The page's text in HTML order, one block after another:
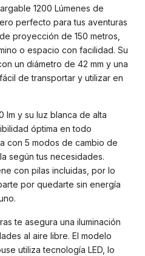
1200 Lúmenes de
perfecto para tus aventuras
proyección de 150 metros,
o espacio con facilidad. Su
un diámetro de 42 mm y una
de transportar y utilizar en
lm y su luz blanca de alta
óptima en todo
con 5 modos de cambio de
según tus necesidades.
con pilas incluidas, por lo
por quedarte sin energía
te asegura una iluminación
al aire libre. El modelo
utiliza tecnología LED, lo